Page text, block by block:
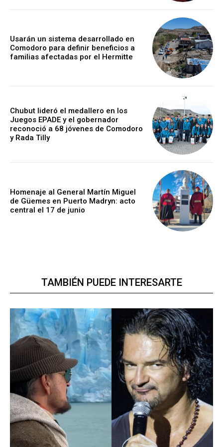
Usarán un sistema desarrollado en
Comodoro para definir beneficios a
familias afectadas por el Hermitte
Chubut lideró el medallero en los
Juegos EPADE y el gobernador
reconoció a 68 jóvenes de Comodoro
y Rada Tilly
Homenaje al General Martín Miguel
de Güemes en Puerto Madryn: acto
central el 17 de junio
TAMBIÉN PUEDE INTERESARTE